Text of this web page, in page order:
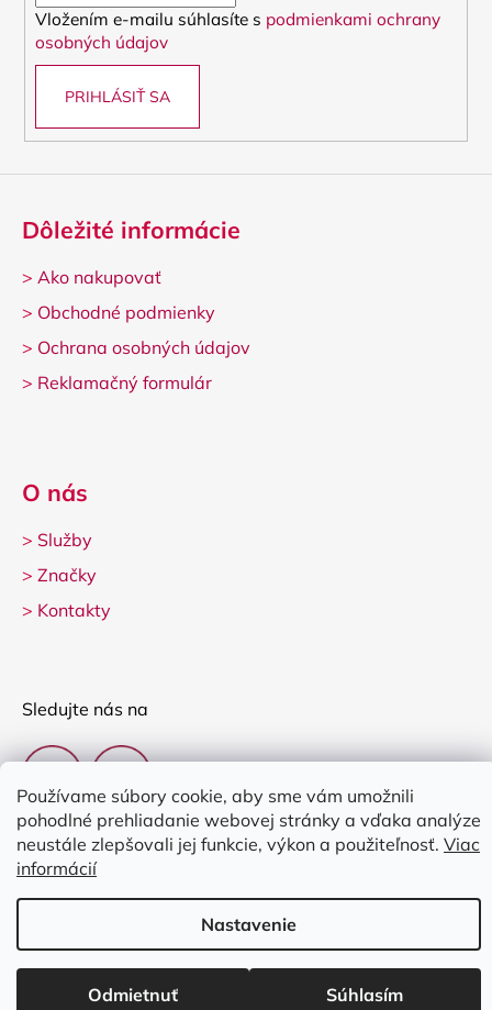
Používame súbory cookie, aby sme vám umožnili
pohodlné prehliadanie webovej stránky a vďaka analýze
neustále zlepšovali jej funkcie, výkon a použiteľnosť. Viac
informácií
Nastavenie
Odmietnuť Súhlasím
Vložením e-mailu súhlasíte s podmienkami ochrany
osobných údajov
PRIHLÁSIŤ SA
Dôležité informácie
> Ako nakupovať
> Obchodné podmienky
> Ochrana osobných údajov
> Reklamačný formulár
O nás
> Služby
> Značky
> Kontakty
Sledujte nás na
Vytvoril Shoptet
Clarina Music. Všetky práva vyhradené.
nastavenie cookies